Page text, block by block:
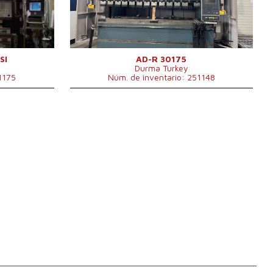
Longitud de plegado
3050 mm
Número de ejes accionados
4
Compensación del
movimiento bajo
Sí
Tipo de accionamiento de la
Carrera del martinete
265 mm
Dimensiones largo x ancho x
alto
4250x2550x2750
mm
AD-R 30175
Durma Turkey
Núm. de inventario: 251148